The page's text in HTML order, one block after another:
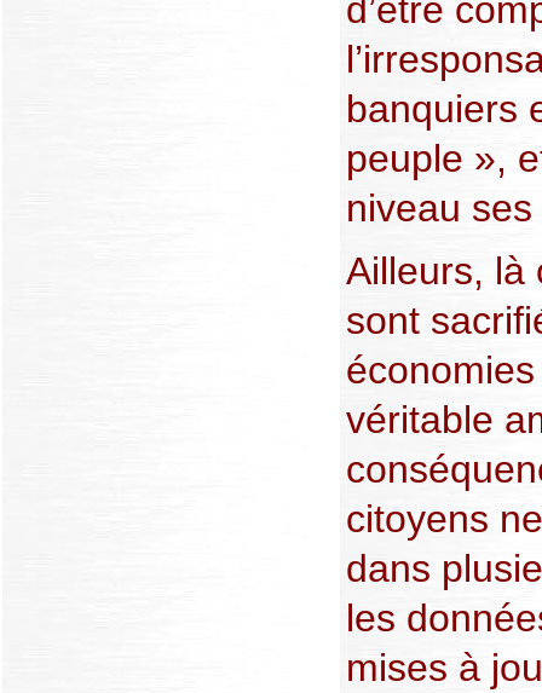
d’être
banquiers
peuple »,
niveau
Ailleurs, là
sont
véritable
citoyens
dans
les
mises à